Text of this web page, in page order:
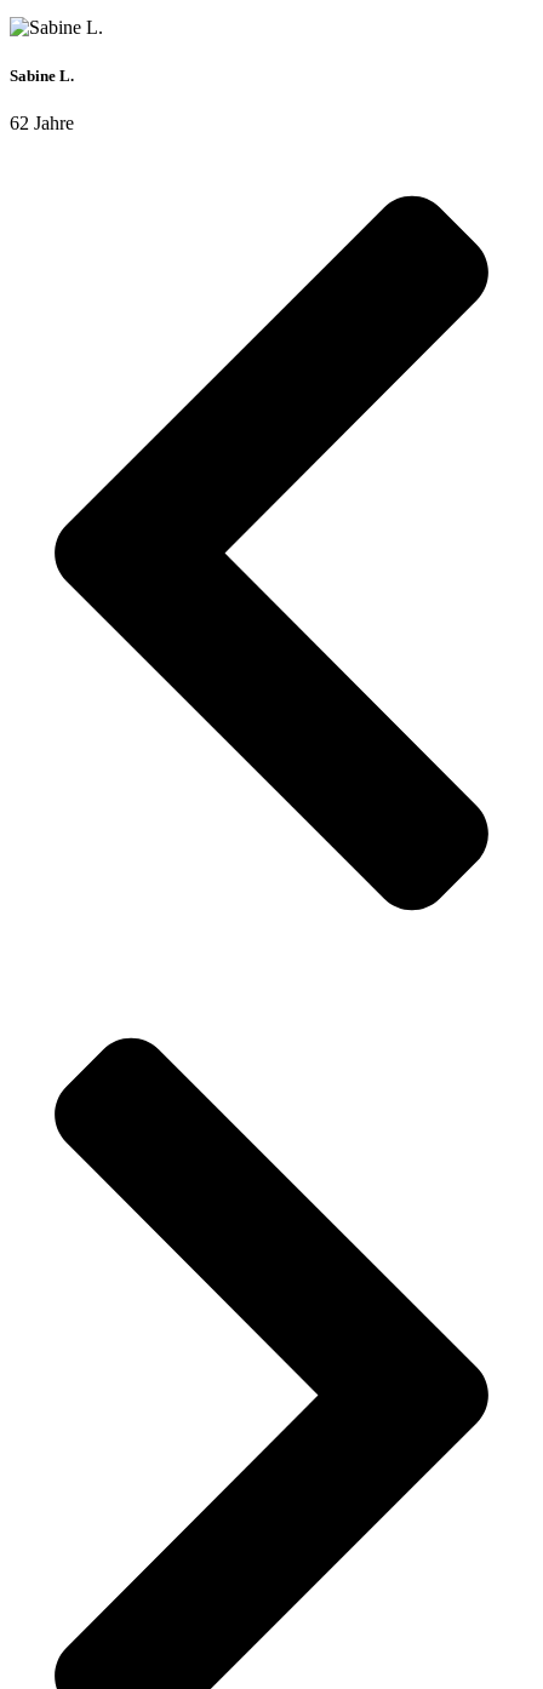
Sabine L.
62 Jahre